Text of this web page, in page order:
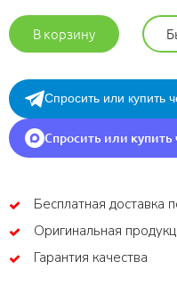
В корзину
Спросить или купить
Спросить или купить
Бесплатная доставка
Оригинальная
Гарантия качества